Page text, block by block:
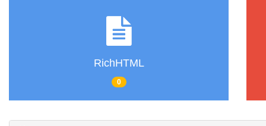
RichHTML
0